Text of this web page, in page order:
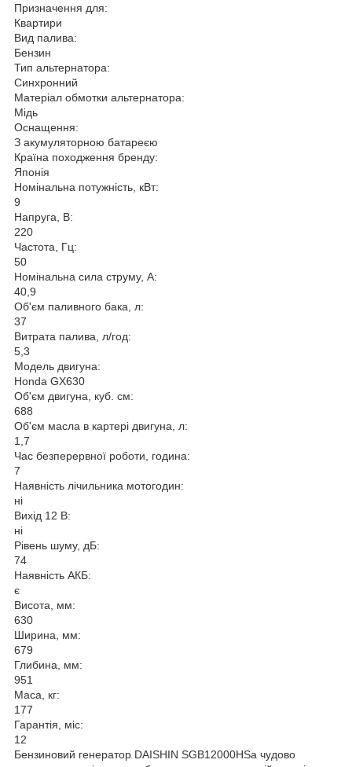
Призначення для:
Квартири
Вид палива:
Бензин
Тип альтернатора:
Синхронний
Матеріал обмотки альтернатора:
Мідь
Оснащення:
З акумуляторною батареєю
Країна походження бренду:
Японія
Номінальна потужність, кВт:
9
Напруга, В:
220
Частота, Гц:
50
Номінальна сила струму, А:
40,9
Об'єм паливного бака, л:
37
Витрата палива, л/год:
5,3
Модель двигуна:
Honda GX630
Об'єм двигуна, куб. см:
688
Об'єм масла в картері двигуна, л:
1,7
Час безперервної роботи, година:
7
Наявність лічильника мотогодин:
ні
Вихід 12 В:
ні
Рівень шуму, дБ:
74
Наявність АКБ:
є
Висота, мм:
630
Ширина, мм:
679
Глибина, мм:
951
Маса, кг:
177
Гарантія, міс:
12
Бензиновий генератор DAISHIN SGB12000HSa чудово